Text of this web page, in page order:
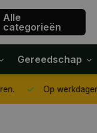
Alle
categorieën
Gereedschap
Op werkdagen voor